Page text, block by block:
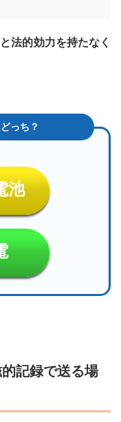
法的効力を持たなく
池
記録で送る場